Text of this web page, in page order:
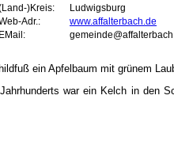
)Kreis:
Ludwigsburg
Adr.:
www.affalterbach.de
EMail:
ein Apfelbaum mit grünem
war ein Kelch in den